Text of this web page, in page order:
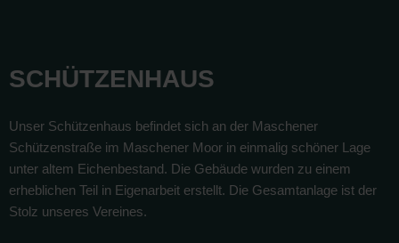
SCHÜTZENHAUS
Unser Schützenhaus befindet sich an der Maschener
Schützenstraße im Maschener Moor in einmalig schöner Lage
unter altem Eichenbestand. Die Gebäude wurden zu einem
erheblichen Teil in Eigenarbeit erstellt. Die Gesamtanlage ist der
Stolz unseres Vereines.